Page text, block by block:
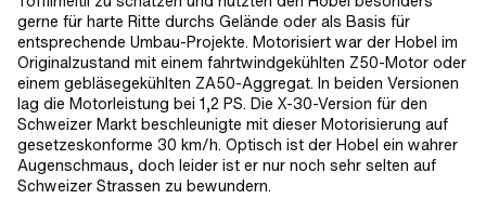
gerne für harte Ritte durchs Gelände oder als Basis für
entsprechende Umbau-Projekte. Motorisiert war der Hobel im
Originalzustand mit einem fahrtwindgekühlten Z50-Motor oder
einem gebläsegekühlten ZA50-Aggregat. In beiden Versionen
lag die Motorleistung bei 1,2 PS. Die X-30-Version für den
Schweizer Markt beschleunigte mit dieser Motorisierung auf
gesetzeskonforme 30 km/h. Optisch ist der Hobel ein wahrer
Augenschmaus, doch leider ist er nur noch sehr selten auf
Schweizer Strassen zu bewundern.